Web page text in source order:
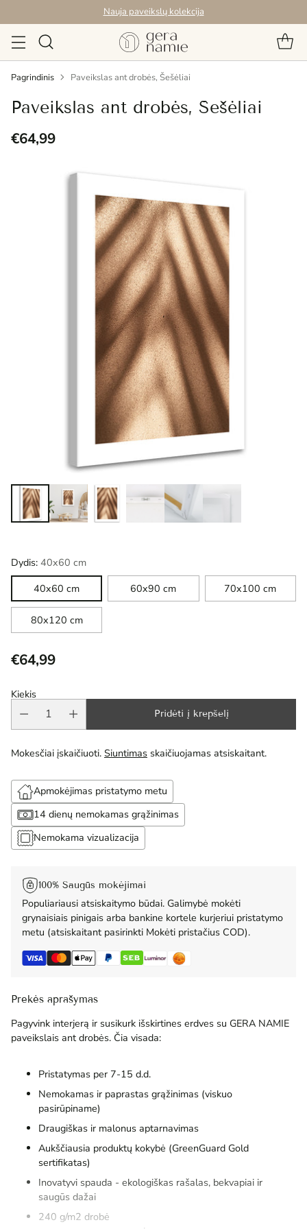
Nauja paveikslų kolekcija
Pagrindinis Paveikslas ant drobės, Šešėliai
Paveikslas ant drobės, Šešėliai
Reguliari
€64,99
Dydis: 40x60 cm
40x60 cm
60x90 cm 70x100 cm
80x120 cm
Reguliari
kaina
€64,99
Kiekis
Pridėti į krepšelį
Mokesčiai įskaičiuoti. Siuntimas skaičiuojamas atsiskaitant.
Apmokėjimas pristatymo metu
14 dienų nemokamas grąžinimas
Nemokama vizualizacija
100% Saugūs mokėjimai
Populiariausi atsiskaitymo būdai. Galimybė mokėti
grynaisiais pinigais arba bankine kortele kurjeriui pristatymo
metu (atsiskaitant pasirinkti Mokėti pristačius COD).
Prekės aprašymas
Pagyvink interjerą ir susikurk išskirtines erdves su GERA NAMIE
paveikslais ant drobės. Čia visada:
Pristatymas per 7-15 d.d.
Nemokamas ir paprastas grąžinimas (viskuo
pasirūpiname)
Draugiškas ir malonus aptarnavimas
Aukščiausia produktų kokybė (GreenGuard Gold
sertifikatas)
Inovatyvi spauda - ekologiškas rašalas, bekvapiai ir
saugūs dažai
240 g/m2 drobė